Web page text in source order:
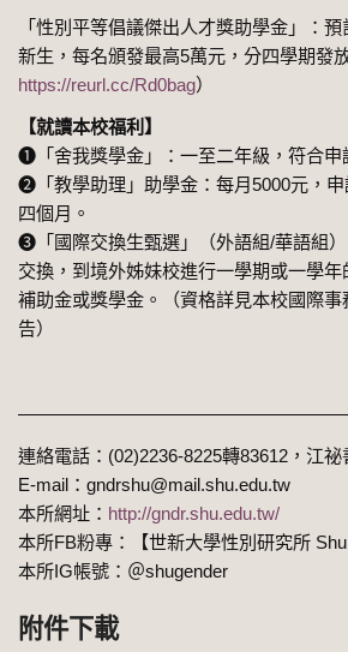
「性別平等倡議傑出人才獎助學金」：
新生，每名頒發最高5萬元，分四學期發
https://reurl.cc/Rd0bag）
【就讀本校福利】
➊「舍我獎學金」：一至二年級，符合申
➋「教學助理」助學金：每月5000元，
四個月。
➌「國際交換生甄選」（外語組/華語組
交換，到境外姊妹校進行一學期或一學
補助金或獎學金。（資格詳見本校國際
告）
連絡電話：(02)2236-8225轉83612，江祕
E-mail：gndrshu@mail.shu.edu.tw
本所網址： http://gndr.shu.edu.tw/
本所FB粉專：【世新大學性別研究所 Shu
本所IG帳號：＠shugender
附件下載